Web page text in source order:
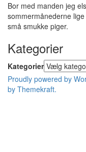
Bor med manden jeg
sommermånederne
små smukke piger.
Kategorier
Kategorier
Proudly powered by
by Themekraft.